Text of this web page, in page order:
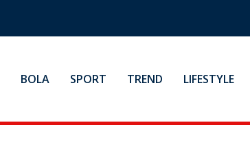
BOLA SPORT TREND LIFESTYLE